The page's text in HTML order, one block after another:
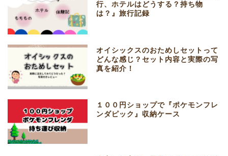
行、ホテルはどうする？持ち物
は？』旅行記録
オイシックスのおためしセットって
どんな感じ？セット内容と実際の写
真を紹介！
１００円ショップで『ポケモンフレ
ンダピック』収納ケース